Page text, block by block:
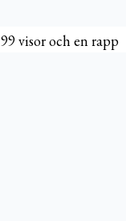
99 visor och en rapp